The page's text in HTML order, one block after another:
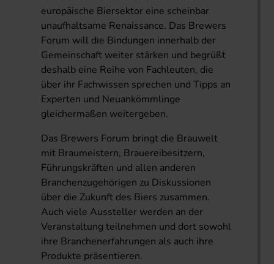
europäische Biersektor eine scheinbar
unaufhaltsame Renaissance. Das Brewers
Forum will die Bindungen innerhalb der
Gemeinschaft weiter stärken und begrüßt
deshalb eine Reihe von Fachleuten, die
über ihr Fachwissen sprechen und Tipps an
Experten und Neuankömmlinge
gleichermaßen weitergeben.
Das Brewers Forum bringt die Brauwelt
mit Braumeistern, Brauereibesitzern,
Führungskräften und allen anderen
Branchenzugehörigen zu Diskussionen
über die Zukunft des Biers zusammen.
Auch viele Aussteller werden an der
Veranstaltung teilnehmen und dort sowohl
ihre Branchenerfahrungen als auch ihre
Produkte präsentieren.